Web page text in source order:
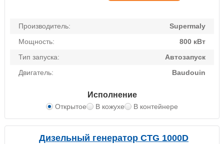
Производитель:
Supermaly
Мощность:
800 кВт
Тип запуска:
Автозапуск
Двигатель:
Baudouin
Исполнение
Открытое В кожухе В контейнере
Дизельный генератор CTG 1000D